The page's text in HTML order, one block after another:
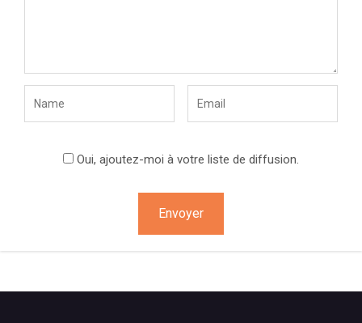
Oui, ajoutez-moi à votre liste de diffusion.